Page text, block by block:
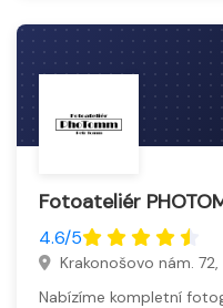
Fotoateliér
4.6/5
Krakonošovo nám.
Nabízíme kompletní